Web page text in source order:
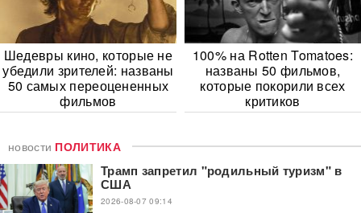
Шедевры кино, которые не
убедили зрителей: названы
50 самых переоцененных
фильмов
100% на Rotten Tomatoes:
названы 50 фильмов,
которые покорили всех
критиков
новости ПОЛИТИКА
Трамп запретил "родильный туризм" в
США
2026-08-07 09:14